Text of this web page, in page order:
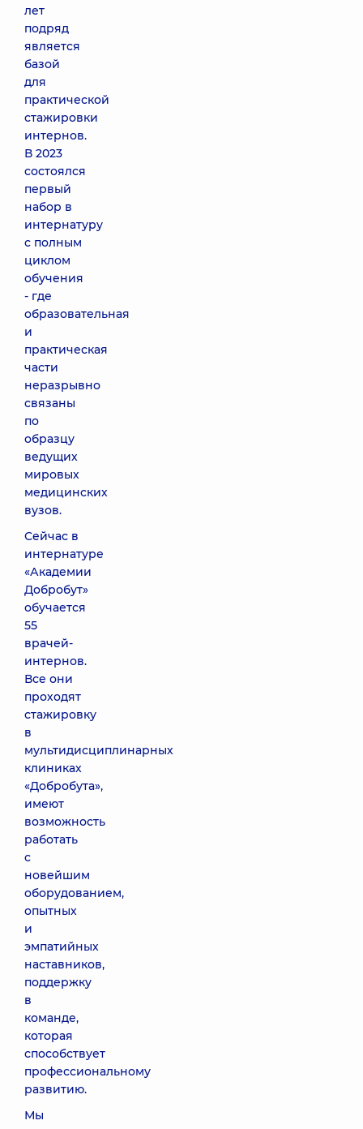
лет
подряд
является
базой
для
практической
стажировки
интернов.
В 2023
состоялся
первый
набор в
интернатуру
с полным
циклом
обучения
- где
образовательная
и
практическая
части
неразрывно
связаны
по
образцу
ведущих
мировых
медицинских
вузов.
Сейчас в
интернатуре
«Академии
Добробут»
обучается
55
врачей-
интернов.
Все они
проходят
стажировку
в
мультидисциплинарных
клиниках
«Добробута»,
имеют
возможность
работать
с
новейшим
оборудованием,
опытных
и
эмпатийных
наставников,
поддержку
в
команде,
которая
способствует
профессиональному
развитию.
Мы